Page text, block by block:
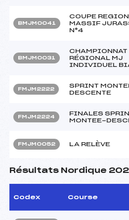
BMJM0041
COUPE
MASSIF
N°4
BMJM0031
CHAMPIONNAT
RÉGIONAL MJ
INDIVIDUEL
FMJM2222
SPRINT
DESCENTE
FMJM2224
FINALES
MONTEE-
FMJM0052 LA RELÈVE
Résultats Nordique
Codex Course